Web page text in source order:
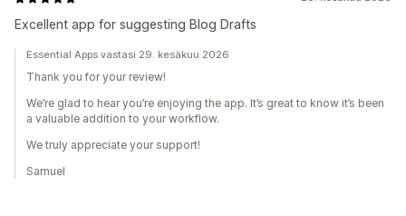
Excellent app for suggesting Blog Drafts
Essential Apps vastasi 29. kesäkuu 2026
Thank you for your review!
We’re glad to hear you’re enjoying the app. It’s great to know it’s been
a valuable addition to your workflow.
We truly appreciate your support!
Samuel